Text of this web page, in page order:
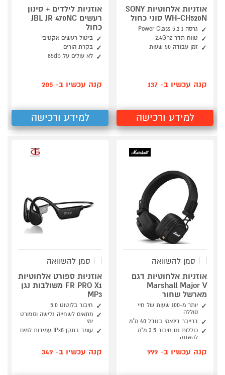
אוזניות אלחוטיות SONY
WH-CH520N סוני כחול
גרסה 1 Power Class 5.2
טווח תדר 2.4Ghz
זמן עבודה 50 שעות
קנה עכשיו ב- 137
למידע ורכישה
אוזניות לילדים + סינון
רעשים JBL JR 470NC
כחול
ביטול רעשים אקטיבי
בקרת הורים
לא עולים על 85db
קנה עכשיו ב- 205
למידע ורכישה
סמן להשוואה
אוזניות אלחוטיות דגם
Marshall Major V
מארשל שחור
יותר מ-100 שעות של חיי
סוללה
דרייבר דינאמי בגודל 40 מ"מ
כוללות גם חיבור 3.5 מ"מ
להאזנה
קנה עכשיו ב- 999
סמן להשוואה
אוזניות ספורט אלחוטיות
FR PRO X1 משולבות נגן
MP3
חיבור בלוטוט 5.0
מתאים לשחייה גלישה וספורט
ימי
עומד בתקן IPx8 עמידות למים
קנה עכשיו ב- 349